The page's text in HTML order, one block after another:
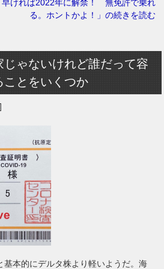
早ければ2022年に解禁！ 無免許で乗れ
る。ホントかよ！」の続きを読む
じゃないけれど誰だって容
ことをいくつか
]
基本的にデルタ株より軽いようだ。海